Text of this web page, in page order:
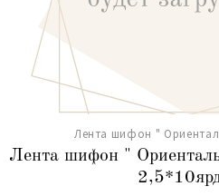
Лента шифон "
Лента шифон "